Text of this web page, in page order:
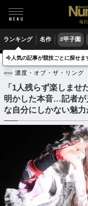
毎
ランキング 名作 #甲子園
格闘技 プロレス
濃度・オブ・ザ・リング
「1人残らず楽しま
明かした本音…記者が
な自分にしかない魅力
今人気の記事が競技ごとに探せま